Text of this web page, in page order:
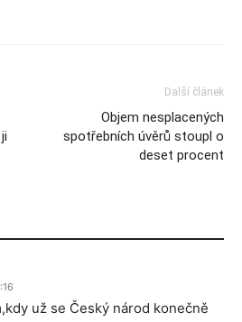
Další článek
Objem nesplacených
spotřebních úvěrů stoupl o
deset procent
už se Český národ konečně